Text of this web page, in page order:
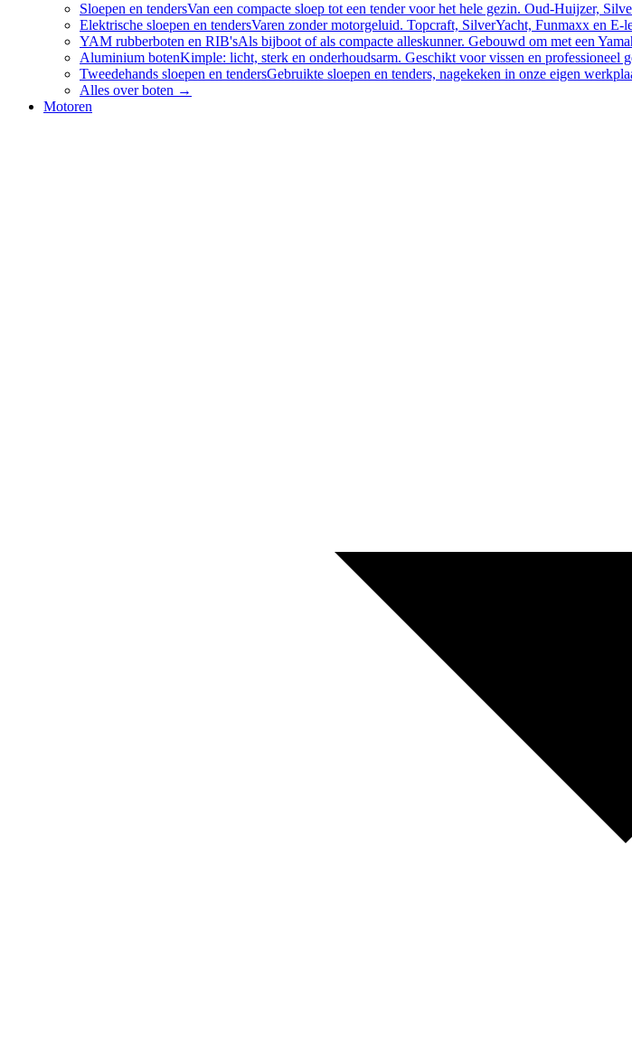
Sloepen en tendersVan een compacte sloep tot een tender voor het hele gezin. Oud-Huijzer,
Elektrische sloepen en tendersVaren zonder motorgeluid. Topcraft, SilverYacht, Funmaxx en E-
YAM rubberboten en RIB'sAls bijboot of als compacte alleskunner. Gebouwd om met een
Aluminium botenKimple: licht, sterk en onderhoudsarm. Geschikt voor vissen en professioneel
Tweedehands sloepen en tendersGebruikte sloepen en tenders, nagekeken in onze eigen
Alles overboten →
Motoren